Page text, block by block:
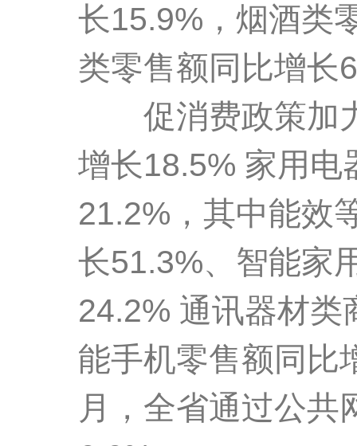
长15.9%，烟酒类
类零售额同比增长
促消费政策加力
增长18.5% 家用电
21.2%，其中能效
长51.3%、智能家
24.2% 通讯器材类
能手机零售额同比
月，全省通过公共